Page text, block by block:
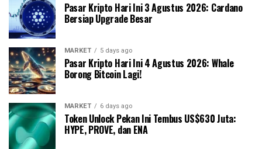
Pasar Kripto Hari Ini 3 Agustus 2026: Cardano
Bersiap Upgrade Besar
MARKET 5 days ago
Pasar Kripto Hari Ini 4 Agustus 2026: Whale
Borong Bitcoin Lagi!
MARKET 6 days ago
Token Unlock Pekan Ini Tembus US$630 Juta:
HYPE, PROVE, dan ENA